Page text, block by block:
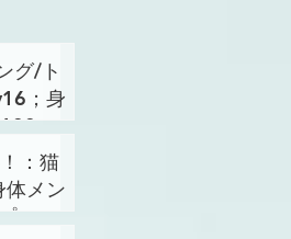
グ/ト
；身
日
：猫
メン
ロジ